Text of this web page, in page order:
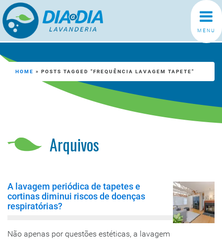
MENU
Arquivos
HOME » POSTS TAGGED "FREQUÊNCIA LAVAGEM TAPETE"
A lavagem periódica de tapetes e
cortinas diminui riscos de doenças
respiratórias?
Não apenas por questões estéticas, a lavagem